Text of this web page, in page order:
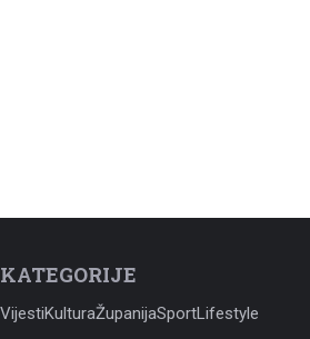
KATEGORIJE
VijestiKulturaŽupanijaSportLifestyle